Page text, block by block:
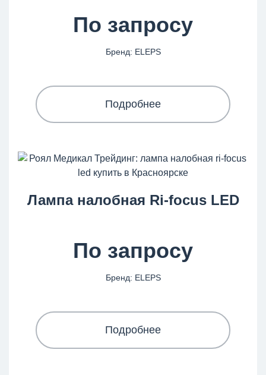
По запросу
Бренд: ELEPS
Подробнее
Лампа налобная Ri-focus LED
По запросу
Бренд: ELEPS
Подробнее